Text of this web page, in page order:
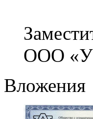
ООО
Вложения